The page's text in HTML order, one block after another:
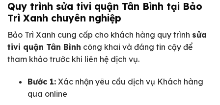
Quy trình sửa tivi quận Tân Bình tại Bảo
Trì Xanh chuyên nghiệp
Bảo Trì Xanh cung cấp cho khách hàng quy trình sửa
tivi quận Tân Bình công khai và đáng tin cậy để
tham khảo trước khi liên hệ dịch vụ.
Bước 1:Xác nhận yêu cầu dịch vụ Khách hàng
qua online